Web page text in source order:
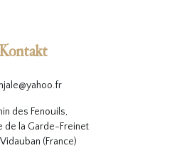
Kontakt
des Fenouils,
de la Garde-Freinet
(France)